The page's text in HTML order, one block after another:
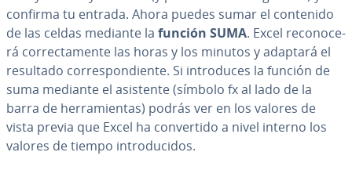
confirma tu entrada. Ahora puedes sumar el contenido
de las celdas mediante la función SUMA. Excel re­co­no­ce­
rá co­rre­c­ta­me­n­te las horas y los minutos y adaptará el
resultado co­rre­s­po­n­die­n­te. Si in­tro­du­ces la función de
suma mediante el asistente (símbolo fx al lado de la
barra de he­rra­mie­n­tas) podrás ver en los valores de
vista previa que Excel ha co­n­ve­r­ti­do a nivel interno los
valores de tiempo in­tro­du­ci­dos.